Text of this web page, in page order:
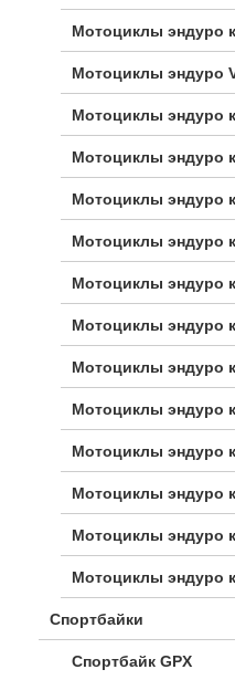
Мотоциклы эндуро
Мотоциклы эндуро
Мотоциклы эндуро
Мотоциклы эндуро
Мотоциклы эндуро
Мотоциклы эндуро
Мотоциклы эндуро
Мотоциклы эндуро
Мотоциклы эндуро
Мотоциклы эндуро
Мотоциклы эндуро
Мотоциклы эндуро
Мотоциклы эндуро
Мотоциклы эндуро
Спортбайки
Спортбайк GPX